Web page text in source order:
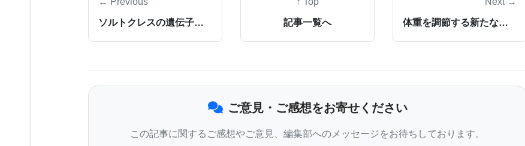
ず、早期の慢性感染症に感染しやすい患者では、DCTN4ミスセンス変異体が少なくとも一つ
は存在した。ミスセンス変異体が生成するタンパク質は正常に機能しない可能性が高い。本
研究レポートの責任著者はUWシアトル公共健康医学部生物統計学准教授のマリー・J・エモ
ャッド博士である。研究チームによると、疾患域の両極端において、ヒトゲノムの中でタン
パク質をコードする部分全てをシーケンシングし、複雑な体質の背後にある遺伝子変異体が
ソルトクレスの遺伝子情報により、塩生植物のメカニズムが明らかに 記事一覧へ 体重を調節する新たな遺伝子を発見
ご意見・ご感想をお寄せください
この記事に関するご感想やご意見、編集部へのメッセージをお待ちしております。